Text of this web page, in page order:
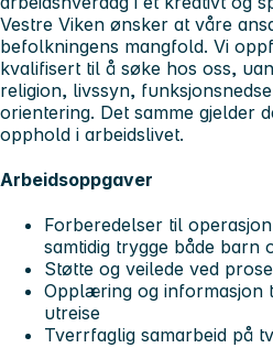
Vestre Viken ønsker at våre
befolkningens mangfold. Vi
kvalifisert til å søke hos oss,
religion, livssyn,
orientering. Det samme gjelder
opphold i arbeidslivet.
Arbeidsoppgaver
Forberedelser til
samtidig trygge både barn
Støtte og veilede ved
Opplæring og
utreise
Tverrfaglig samarbeid på